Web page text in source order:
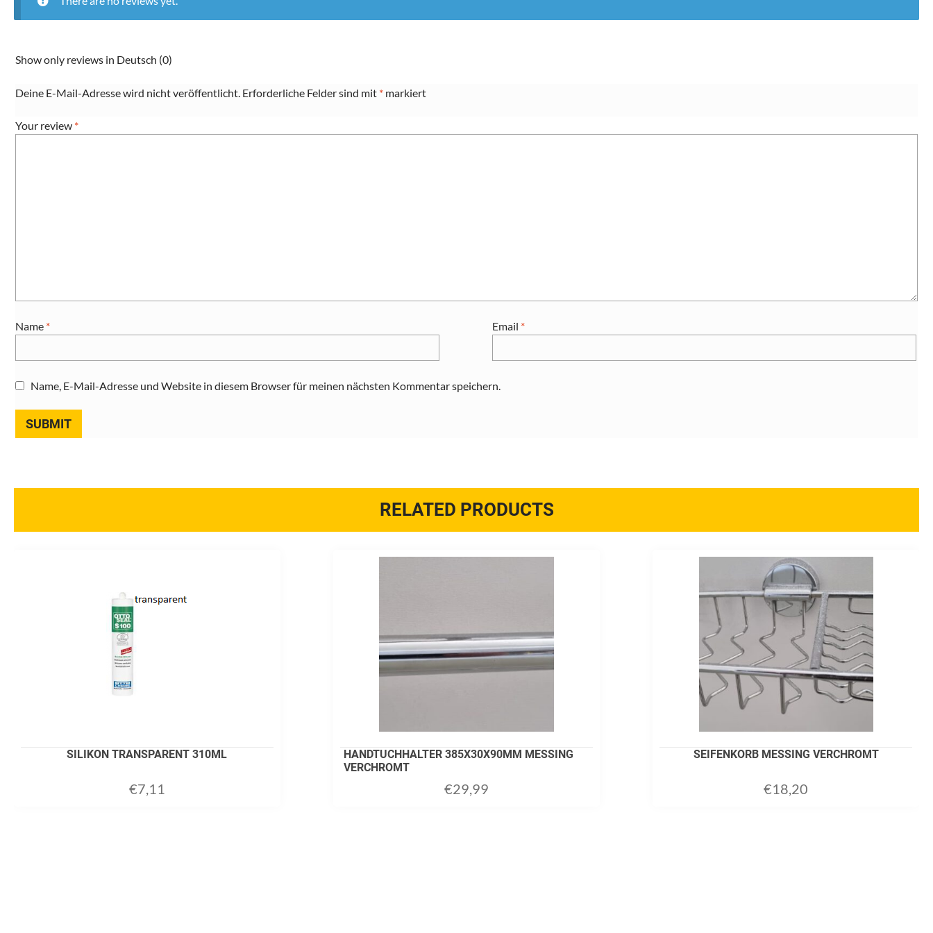
Show only reviews in Deutsch (0)
Deine E-Mail-Adresse wird nicht veröffentlicht. Erforderliche Felder sind mit * markiert
Your review *
Name * Email *
Name, E-Mail-Adresse und Website in diesem Browser für meinen nächsten Kommentar speichern.
RELATED PRODUCTS
SILIKON TRANSPARENT 310ML
€7,11
HANDTUCHHALTER 385X30X90MM MESSING
VERCHROMT
€29,99
ADD TO CART
SEIFENKORB MESSING VERCHROMT
€18,20
ADD TO CART